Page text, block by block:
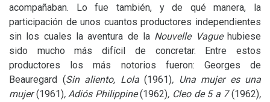
acompañaban. Lo fue también, y de qué manera, la
participación de unos cuantos productores independientes
sin los cuales la aventura de la Nouvelle Vaguehubiese
sido mucho más difícil de concretar. Entre estos
productores los más notorios fueron: Georges de
Beauregard (Sin aliento, Lola(1961), Una mujer es una
mujer(1961), Adiós Philippine(1962), Cleo de 5 a 7(1962),